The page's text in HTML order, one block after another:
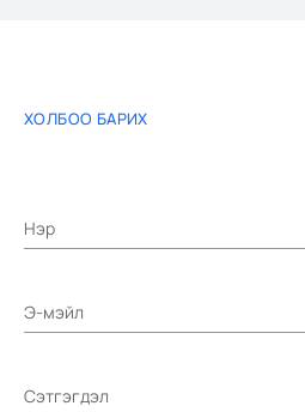
ХОЛБОО БАРИХ
Нэр
Э-мэйл
Сэтгэгдэл